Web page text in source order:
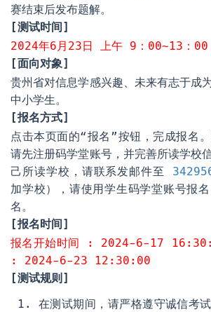
赛结束后发布题解。
[测试时间]
2024年6月23日 上午 9：00~13：00
[面向对象]
贵州省对信息学感兴趣、未来有志于成
中小学生。
[报名方式]
点击本页面的“报名”按钮，完成报名
请先注册码学堂账号，并完善所读学校
己所读学校，请联系发邮件至
加学校），请使用学生码学堂账号报
名。
[报名时间]
报名开始时间 : 2024-6-17
: 2024-6-23 12:30:00
[测试规则]
在测试期间，请严格遵守诚信考